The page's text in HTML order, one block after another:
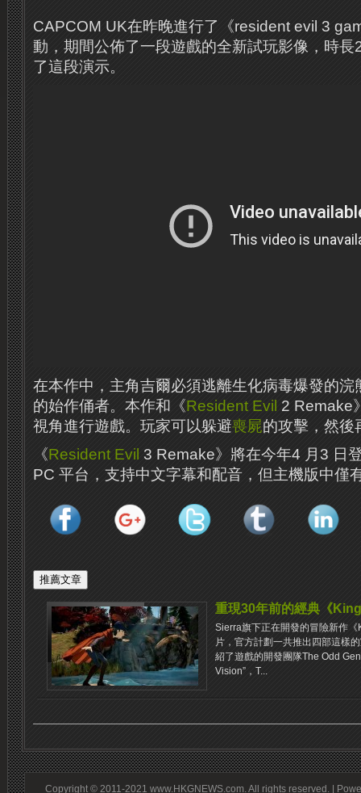
CAPCOM UK在昨晚進行了《resident evil 3
動，期間公佈了一段遊戲的全新試玩影像，時
了這段演示。
在本作中，主角吉爾必須逃離生化病毒爆發的浣
的始作俑者。本作和《Resident Evil 2 Remake
視角進行遊戲。玩家可以躲避喪屍的攻擊，然後
《Resident Evil 3 Remake》將在今年4 月3 日
PC 平台，支持中文字幕和配音，但主機版中僅
重現30年前的經典《
Sierra旗下正在開發的冒險新作
片，官方計劃一共推出四部這樣
紹了遊戲的開發團隊The Odd
Vision”，T...
Copyright © 2011-2021 www.HKGNEWS.com. All rights reserved. |